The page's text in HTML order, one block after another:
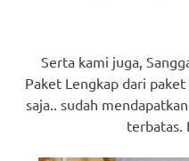
Serta kami juga,
Paket Lengkap dari
saja.. sudah
terbatas.